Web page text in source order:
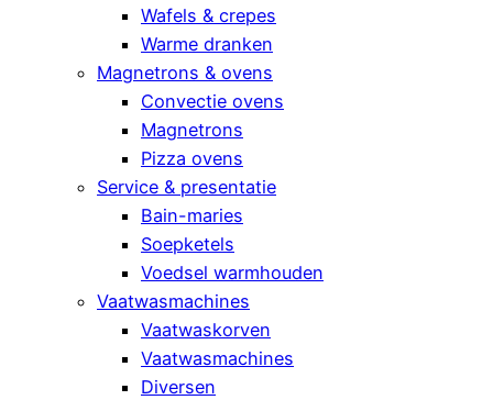
Wafels & crepes
Warme dranken
Magnetrons & ovens
Convectie ovens
Magnetrons
Pizza ovens
Service & presentatie
Bain-maries
Soepketels
Voedsel warmhouden
Vaatwasmachines
Vaatwaskorven
Vaatwasmachines
Diversen